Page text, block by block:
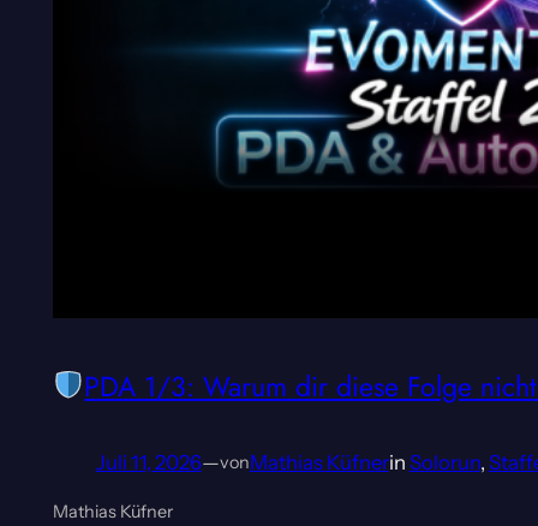
PDA 1/3: Warum dir diese Folge
Juli 11, 2026—vonMathias Küfnerin Solorun,
Mathias Küfner